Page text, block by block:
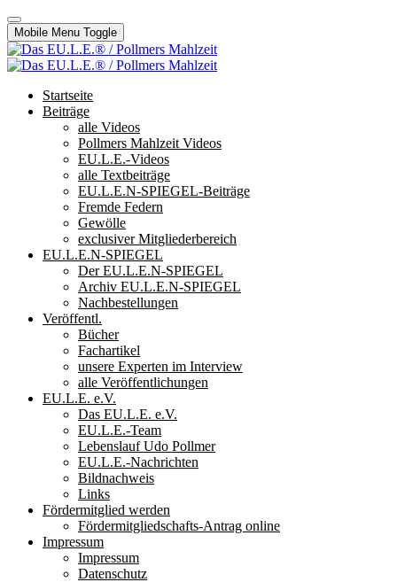
Mobile Menu Toggle
Startseite
Beiträge
alle Videos
Pollmers Mahlzeit Videos
EU.L.E.-Videos
alle Textbeiträge
EU.L.E.N-SPIEGEL-Beiträge
Fremde Federn
Gewölle
exclusiver Mitgliederbereich
EU.L.E.N-SPIEGEL
Der EU.L.E.N-SPIEGEL
Archiv EU.L.E.N-SPIEGEL
Nachbestellungen
Veröffentl.
Bücher
Fachartikel
unsere Experten im Interview
alle Veröffentlichungen
EU.L.E. e.V.
Das EU.L.E. e.V.
EU.L.E.-Team
Lebenslauf Udo Pollmer
EU.L.E.-Nachrichten
Bildnachweis
Links
Fördermitglied werden
Fördermitgliedschafts-Antrag online
Impressum
Impressum
Datenschutz